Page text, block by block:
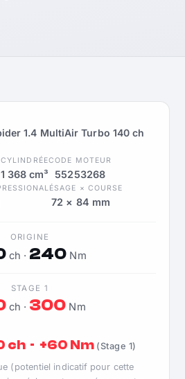
1.4 MultiAir Turbo 140 ch
CYLINDRÉE
1 368 cm³
CODE MOTEUR
55253268
ALÉSAGE × COURSE
72 × 84 mm
ORIGINE
ch · 240 Nm
STAGE 1
ch · 300 Nm
ch · +60 Nm (Stage 1)
(potentiel indicatif pour cette